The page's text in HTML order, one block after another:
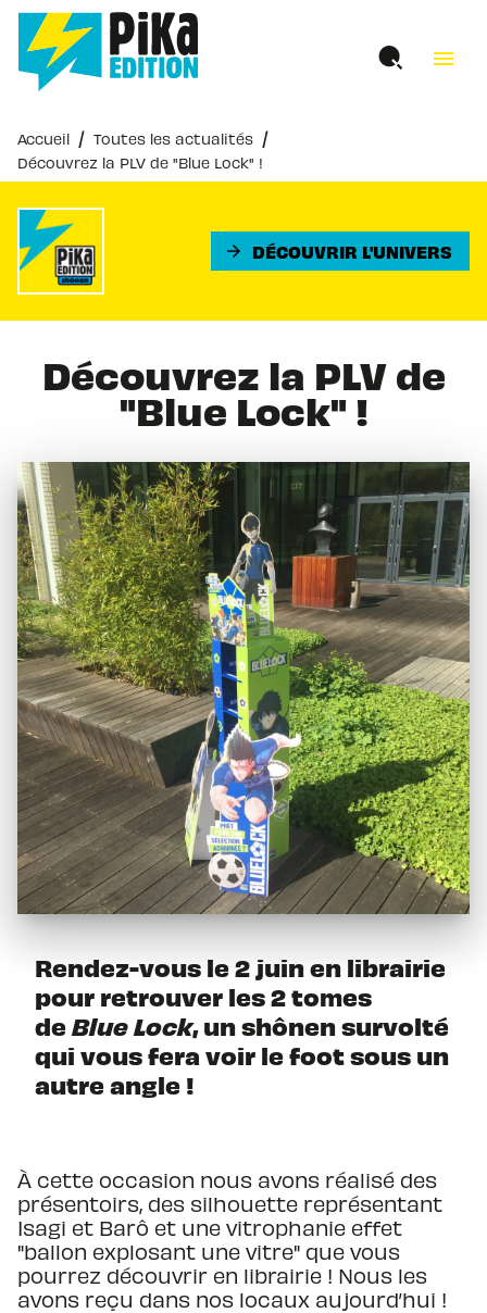
MENU RECHERCHE
PIED DE PAGE
menu
Accueil / Toutes les actualités /
Découvrez la PLV de "Blue Lock" !
arrow_forward DÉCOUVRIR L'UNIVERS
Découvrez la PLV de
"Blue Lock" !
Rendez-vous le 2 juin en librairie
pour retrouver les 2 tomes
de Blue Lock, un shônen survolté
qui vous fera voir le foot sous un
autre angle !
À cette occasion nous avons réalisé des
présentoirs, des silhouette représentant
Isagi et Barô et une vitrophanie effet
"ballon explosant une vitre" que vous
pourrez découvrir en librairie ! Nous les
avons reçu dans nos locaux aujourd’hui !